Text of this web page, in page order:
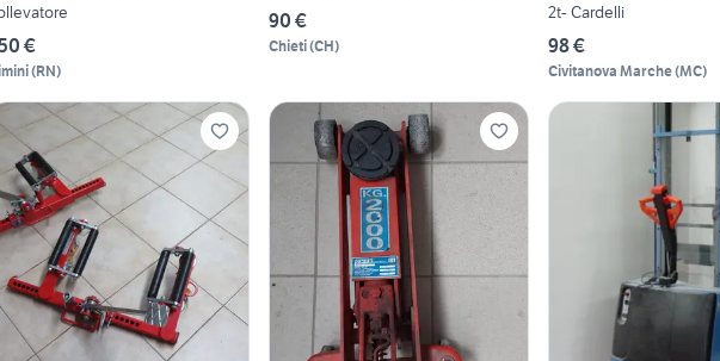
€
(RN)
90 €
Chieti(CH)
2t- Cardelli
98 €
Civitanova Marche(MC)